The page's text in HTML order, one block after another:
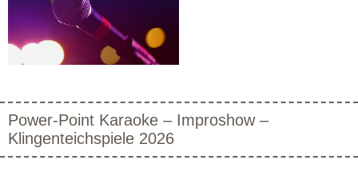
Power-Point Karaoke – Improshow –
Klingenteichspiele 2026